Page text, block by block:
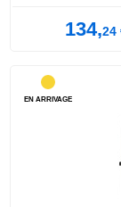
134,24
EN ARRIVAGE